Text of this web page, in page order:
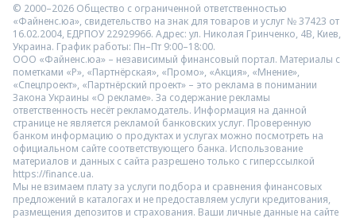
© 2000–2026 Общество с ограниченной ответственностью
«Файненс.юа», свидетельство на знак для товаров и услуг № 37423 от
16.02.2004, ЕДРПОУ 22929966. Адрес: ул. Николая Гринченко, 4В, Киев,
Украина. График работы: Пн–Пт 9:00–18:00.
ООО «Файненс.юа» – независимый финансовый портал. Материалы с
пометками «Р», «Партнёрская», «Промо», «Акция», «Мнение»,
«Спецпроект», «Партнёрский проект» – это реклама в понимании
Закона Украины «О рекламе». За содержание рекламы
ответственность несёт рекламодатель. Информация на данной
странице не является рекламой банковских услуг. Проверенную
банком информацию о продуктах и услугах можно посмотреть на
официальном сайте соответствующего банка. Использование
материалов и данных с сайта разрешено только с гиперссылкой
https://finance.ua.
Мы не взимаем плату за услуги подбора и сравнения финансовых
предложений в каталогах и не предоставляем услуги кредитования,
размещения депозитов и страхования. Ваши личные данные на сайте